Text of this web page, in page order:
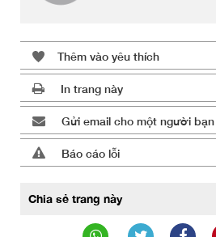
Thêm vào yêu thích
In trang này
Gửi email cho một người bạn
Báo cáo lỗi
Chia sẻ trang này